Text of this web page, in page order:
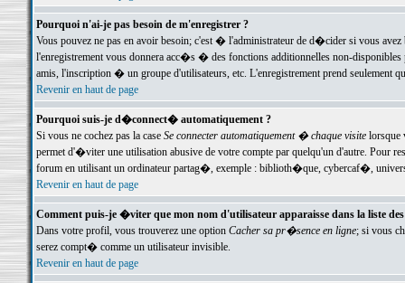
Pourquoi n'ai-je pas besoin de m'enregistrer ?
Vous pouvez ne pas en avoir besoin; c'est � l'administrateur de d�cider si vous
l'enregistrement vous donnera acc�s � des fonctions additionnelles non-
amis, l'inscription � un groupe d'utilisateurs, etc. L'enregistrement prend seulement
Revenir en haut de page
Pourquoi suis-je d�connect� automatiquement ?
Si vous ne cochez pas la case Se connecter automatiquement � chaque visitelorsque
permet d'�viter une utilisation abusive de votre compte par quelqu'un d'autre. Pour
forum en utilisant un ordinateur partag�, exemple : biblioth�que, cybercaf�,
Revenir en haut de page
Comment puis-je �viter que mon nom d'utilisateur apparaisse dans la liste
Dans votre profil, vous trouverez une option Cacher sa pr�sence en ligne; si vous
serez compt� comme un utilisateur invisible.
Revenir en haut de page